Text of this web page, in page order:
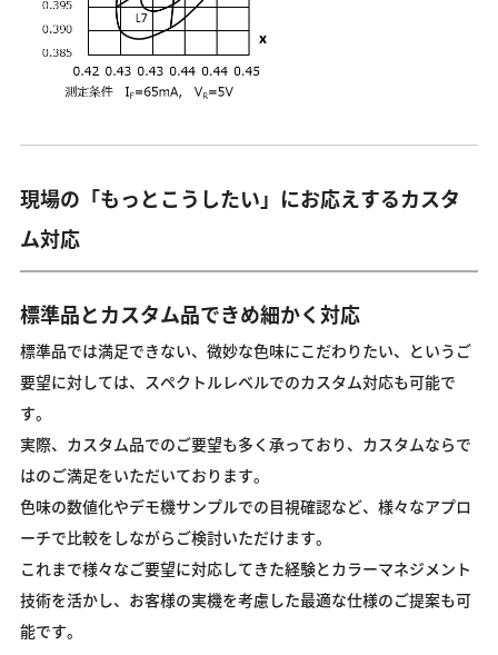
現場の「もっとこうしたい」にお応えするカスタ
ム対応
標準品とカスタム品できめ細かく対応
標準品では満足できない、微妙な色味にこだわりたい、というご
要望に対しては、スペクトルレベルでのカスタム対応も可能で
す。
実際、カスタム品でのご要望も多く承っており、カスタムならで
はのご満足をいただいております。
色味の数値化やデモ機サンプルでの目視確認など、様々なアプロ
ーチで比較をしながらご検討いただけます。
これまで様々なご要望に対応してきた経験とカラーマネジメント
技術を活かし、お客様の実機を考慮した最適な仕様のご提案も可
能です。